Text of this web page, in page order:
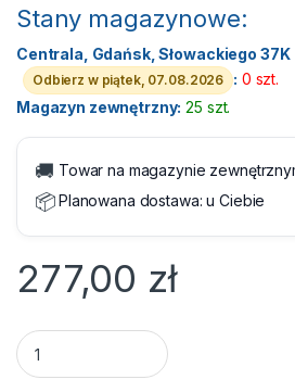
Stany magazynowe:
Centrala, Gdańsk, Słowackiego 37K
Odbierz w piątek, 07.08.2026 : 0 szt.
Magazyn zewnętrzny: 25 szt.
🚚 Towar na magazynie
📦Planowana dostawa:u Ciebie
277,00 zł
Tusz Epson T01C2 XL Cyan 5000